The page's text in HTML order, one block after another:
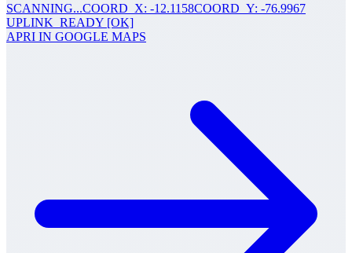
SCANNING...COORD_X: -12.1158COORD_Y: -76.9967
UPLINK_READY [OK]
APRI IN GOOGLE MAPS